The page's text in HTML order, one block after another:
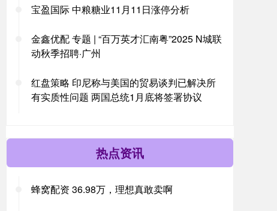
宝盈国际 中粮糖业11月11日涨停分析
金鑫优配 专题 | “百万英才汇南粤”2025 N城联
动秋季招聘·广州
红盘策略 印尼称与美国的贸易谈判已解决所
有实质性问题 两国总统1月底将签署协议
热点资讯
蜂窝配资 36.98万，理想真敢卖啊